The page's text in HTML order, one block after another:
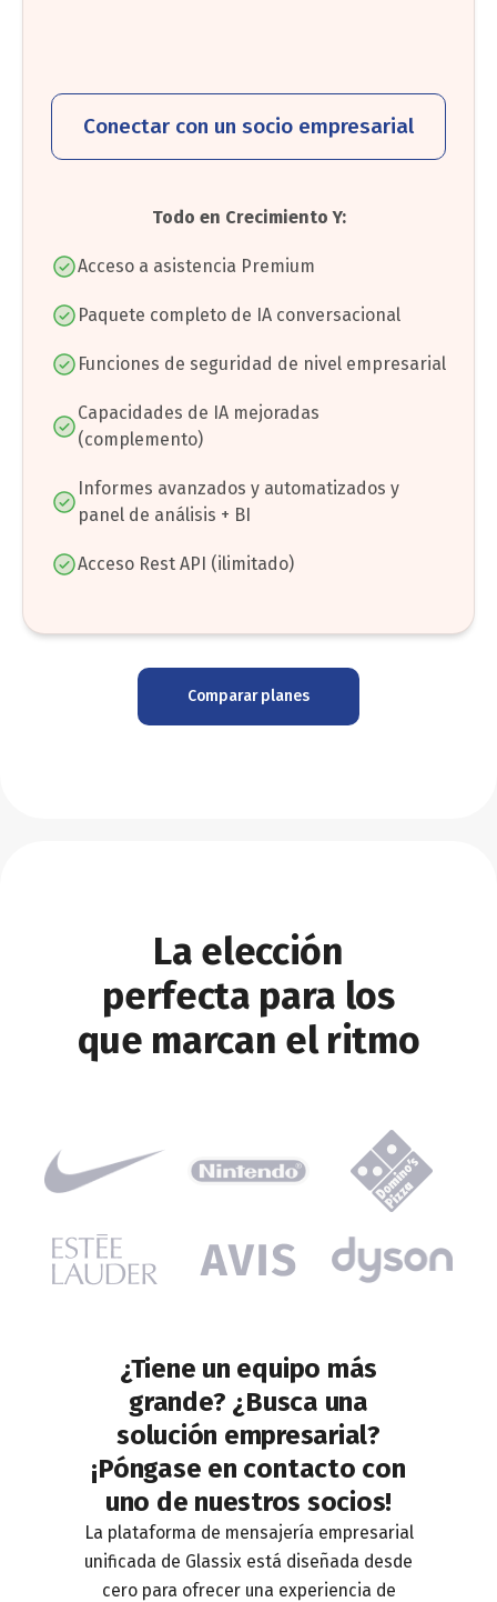
Conectar con un socio empresarial
Todo en Crecimiento Y:
Acceso a asistencia Premium
Paquete completo de IA conversacional
Funciones de seguridad de nivel empresarial
Capacidades de IA mejoradas
(complemento)
Informes avanzados y automatizados y
panel de análisis + BI
Acceso Rest API (ilimitado)
Comparar planes
La elección
perfecta para los
que marcan el ritmo
¿Tiene un equipo más
grande? ¿Busca una
solución empresarial?
¡Póngase en contacto con
uno de nuestros socios!
La plataforma de mensajería empresarial
unificada de Glassix está diseñada desde
cero para ofrecer una experiencia de